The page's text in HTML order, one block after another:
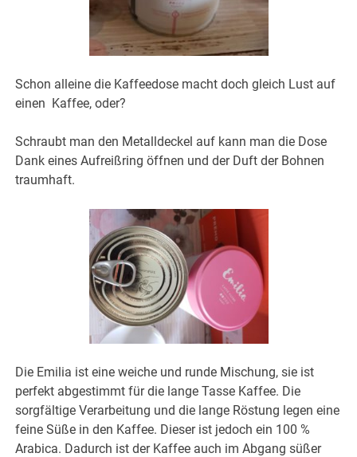
Schon alleine die Kaffeedose macht doch gleich Lust auf
einen Kaffee, oder?
Schraubt man den Metalldeckel auf kann man die Dose
Dank eines Aufreißring öffnen und der Duft der Bohnen
traumhaft.
Die Emilia ist eine weiche und runde Mischung, sie ist
perfekt abgestimmt für die lange Tasse Kaffee. Die
sorgfältige Verarbeitung und die lange Röstung legen eine
feine Süße in den Kaffee. Dieser ist jedoch ein 100 %
Arabica. Dadurch ist der Kaffee auch im Abgang süßer